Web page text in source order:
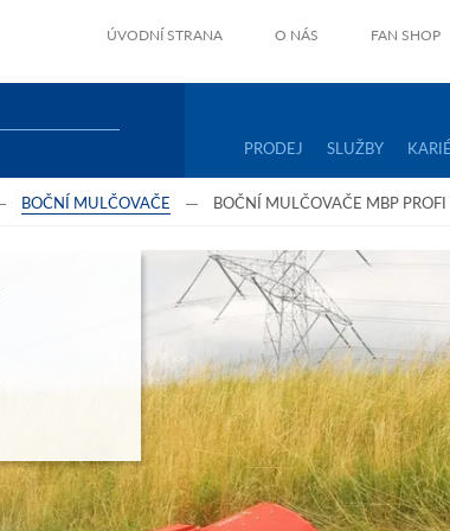
ÚVODNÍ STRANA O NÁS FAN SHOP
PRODEJ SLUŽBY
BOČNÍ MULČOVAČE BOČNÍ MULČOVAČE MBP